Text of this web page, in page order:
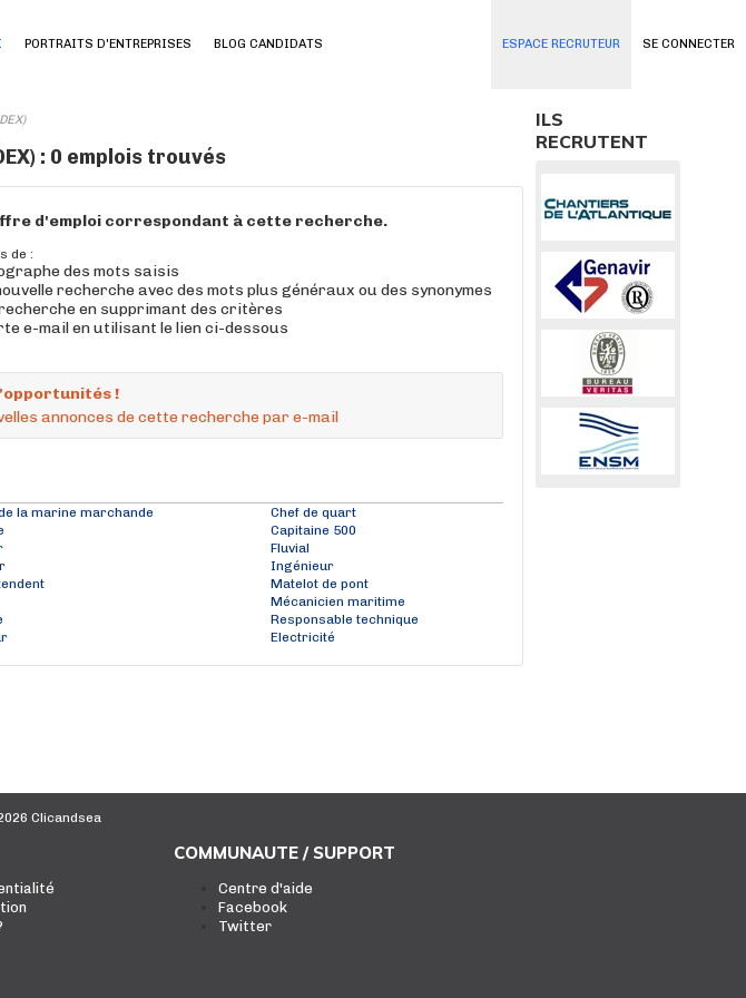
SE CONNECTER
PORTRAITS D'ENTREPRISES BLOG CANDIDATS ESPACE RECRUTEUR
: 0 emplois trouvés
d'emploi correspondant à cette recherche.
de :
des mots saisis
recherche avec des mots plus généraux ou des synonymes
en supprimant des critères
e-mail en utilisant le lien ci-dessous
!
annonces de cette recherche par e-mail
la marine marchande
Chef de quart
Capitaine 500
Fluvial
Ingénieur
Matelot de pont
Mécanicien maritime
Responsable technique
Electricité
ILS
RECRUTENT
Clicandsea
COMMUNAUTE / SUPPORT
Centre d'aide
Facebook
Twitter